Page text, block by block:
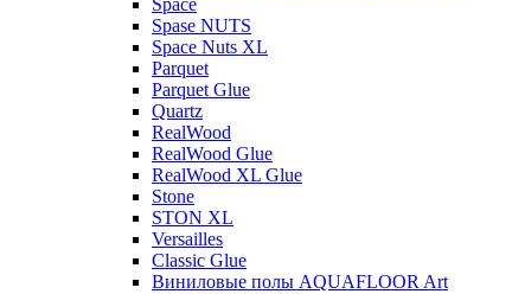
Space
Spase NUTS
Space Nuts XL
Parquet
Parquet Glue
Quartz
RealWood
RealWood Glue
RealWood XL Glue
Stone
STON XL
Versailles
Classic Glue
Виниловые полы AQUAFLOOR Art